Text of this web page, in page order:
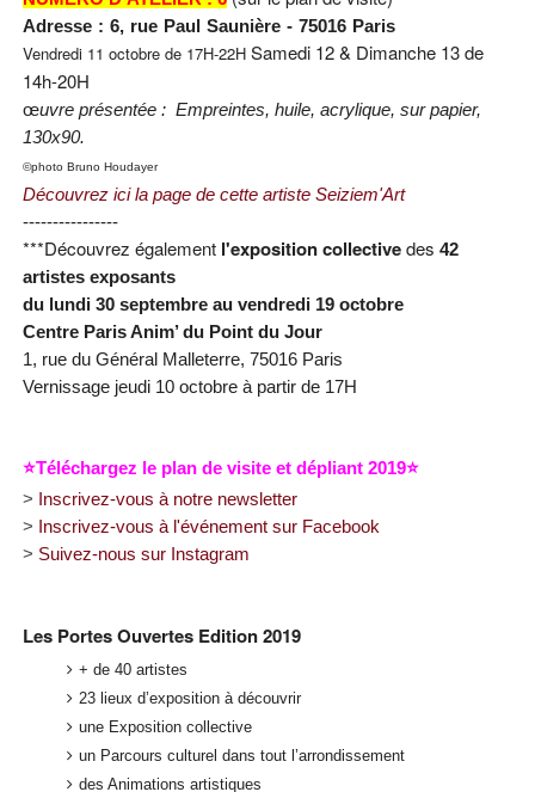
Adresse : 6, rue Paul Saunière - 75016 Paris
Vendredi 11 octobre de 17H-22H Samedi 12 & Dimanche 13de
14h-20H
œuvre présentée : Empreintes, huile, acrylique, sur papier,
130x90.
©photo Bruno Houdayer
Découvrez ici la page de cette artiste Seiziem'Art
----------------
***Découvrez également l'exposition collectivedes 42
artistes exposants
du lundi 30 septembre au vendredi 19 octobre
Centre Paris Anim’ du Point du Jour
1, rue du Général Malleterre, 75016 Paris
Vernissage jeudi 10 octobre à partir de 17H
⭐️Téléchargez le plan de visite et dépliant 2019⭐️
> Inscrivez-vous à notre newsletter
> Inscrivez-vous à l'événement sur Facebook
> Suivez-nous sur Instagram
Les Portes Ouvertes Edition 2019
+ de 40 artistes
23 lieux d’exposition à découvrir
une Exposition collective
un Parcours culturel dans tout l’arrondissement
des Animations artistiques